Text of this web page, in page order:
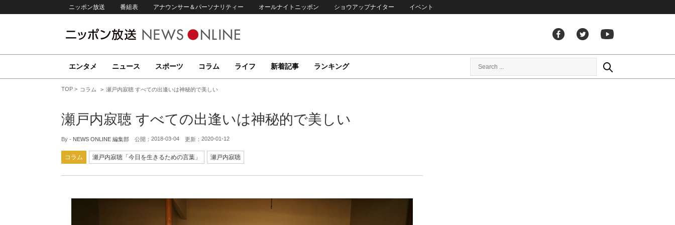
ニッポン放送 番組表 アナウンサー＆パーソナリティー オールナイトニッポン ショウアップナイター イベント
エンタメ ニュース スポーツ コラム ライフ 新着記事 ランキング
TOP コラム 瀬戸内寂聴 すべての出逢いは神秘的で美しい
瀬戸内寂聴 すべての出逢いは神秘的で美しい
By - NEWS ONLINE 編集部 公開： 2018-03-04 更新： 2020-01-12
コラム 瀬戸内寂聴「今日を生きるための言葉」 瀬戸内寂聴